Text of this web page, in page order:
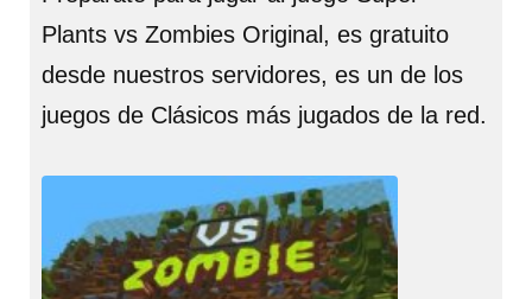
Plants vs Zombies Original, es gratuito
desde nuestros servidores, es un de los
juegos de Clásicos más jugados de la red.